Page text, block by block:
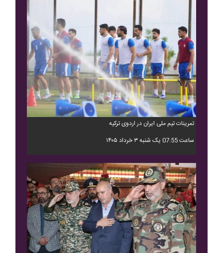
تمرینات تیم ملی ایران در اردوی ترکیه
ساعت 07:55 یک شنبه ۳ خرداد ۱۴۰۵